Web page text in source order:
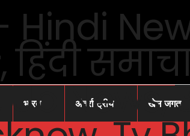
भारत अंतर्राष्ट्रीय खेल जगत